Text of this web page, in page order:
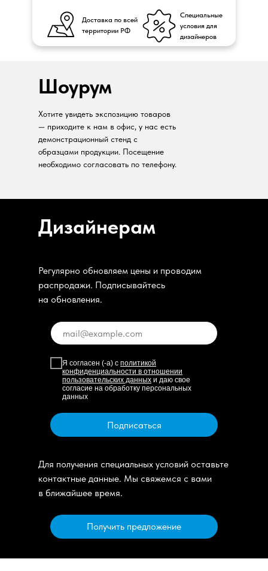
Доставка по всей
территории РФ
Специальные
условия для
дизайнеров
Шоурум
Хотите увидеть экспозицию товаров
— приходите к нам в офис, у нас есть
демонстрационный стенд с
образцами продукции. Посещение
необходимо согласовать по телефону.
Дизайнерам
Регулярно обновляем цены и проводим
распродажи. Подписывайтесь
на обновления.
Я согласен (-а) с политикой
конфиденциальности в отношении
пользовательских данных и даю свое
согласие на обработку персональных
данных
Подписаться
Для получения специальных условий оставьте
контактные данные. Мы свяжемся с вами
в ближайшее время.
Получить предложение